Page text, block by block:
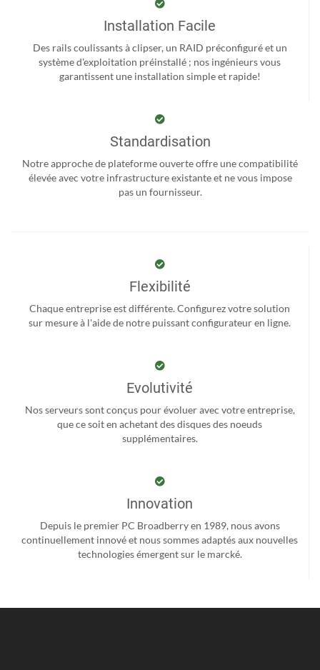
Installation Facile
Des rails coulissants à clipser, un RAID préconfiguré et un
système d'exploitation préinstallé ; nos ingénieurs vous
garantissent une installation simple et rapide!
Standardisation
Notre approche de plateforme ouverte offre une compatibilité
élevée avec votre infrastructure existante et ne vous impose
pas un fournisseur.
Flexibilité
Chaque entreprise est différente. Configurez votre solution
sur mesure à l'aide de notre puissant configurateur en ligne.
Evolutivité
Nos serveurs sont conçus pour évoluer avec votre entreprise,
que ce soit en achetant des disques des noeuds
supplémentaires.
Innovation
Depuis le premier PC Broadberry en 1989, nous avons
continuellement innové et nous sommes adaptés aux nouvelles
technologies émergent sur le marcké.